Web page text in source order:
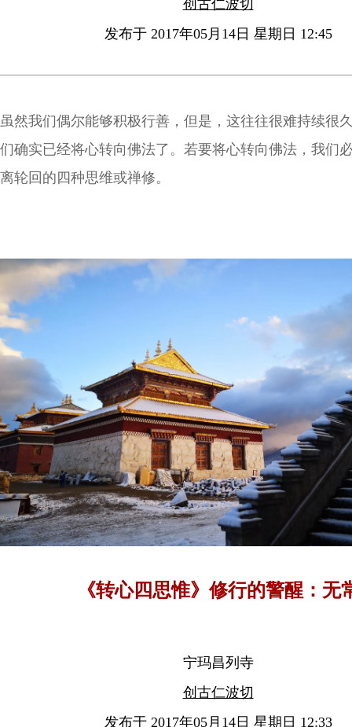
创古仁波切
发布于 2017年05月14日 星期日 12:45
虽然我们偶尔能够积极行善，但是，这往往很难持续
们确实已经将心转向佛法了。若要将心转向佛法，我们
离轮回的四种思维或禅修。
《转心四思惟》修行的警醒：无
宁玛昌列寺
创古仁波切
发布于 2017年05月14日 星期日 12:33